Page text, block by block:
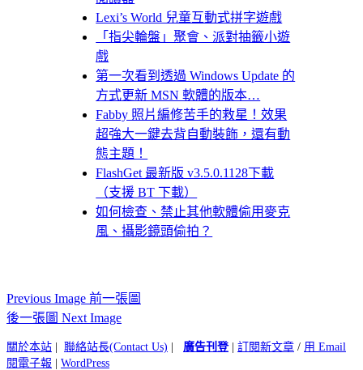
Lexi’s World 兒童互動式拼字遊戲
「指尖輪盤」聚會、派對抽籤小遊
戲
第一次看到透過 Windows Update 的
方式更新 MSN 軟體的版本…
Fabby 照片編修苦手的救星！效果
超強大一鍵去背自動裝飾，還有動
態主題！
FlashGet 最新版 v3.5.0.1128下載
（支援 BT 下載）
如何檢查、禁止其他軟體偷用麥克
風、攝影鏡頭偷拍？
Previous Image 前一張圖
後一張圖 Next Image
關於本站 聯絡站長(Contact Us) 廣告刊登| 訂閱新文章 / 用 Email
閱電子報
WordPress